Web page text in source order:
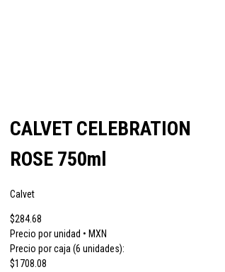
Russian Standard
CALVET CELEBRATION
ROSE 750ml
Calvet
$284.68
Precio por unidad • MXN
Precio por caja (6 unidades):
$1708.08